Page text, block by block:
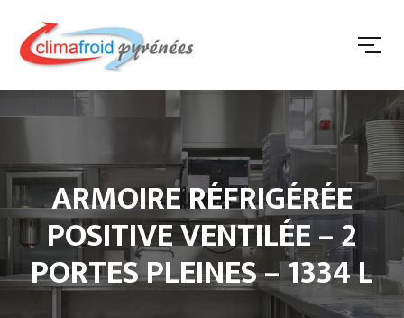
ARMOIRE RÉFRIGÉRÉE
POSITIVE VENTILÉE – 2
PORTES PLEINES – 1334 L